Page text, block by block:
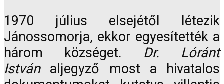
1970 július elsejétől létezik
Jánossomorja, ekkor egyesítették a
három községet. Dr. Lóránt
Istvánaljegyző most a hivatalos